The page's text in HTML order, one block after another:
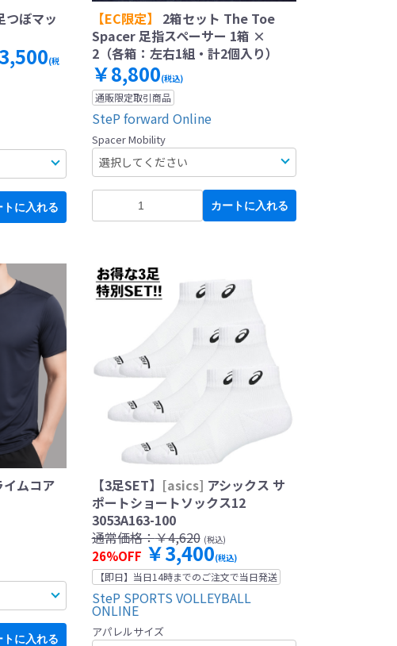
ぼマッ
(税
トに入れる
【EC限定】
2箱セット The Toe
Spacer 足指スペーサー 1箱 ×
2（各箱：左右1組・計2個入り）
￥8,800(税込)
通販限定取引商品
SteP forward Online
Spacer Mobility
カートに入れる
ムコア
トに入れる
【3足SET】 [asics] アシックス サ
ポートショートソックス12
3053A163-100
通常価格：￥4,620 (税込)
26%OFF￥3,400(税込)
【即日】当日14時までのご注文で当日発送
SteP SPORTS VOLLEYBALL
ONLINE
アパレルサイズ